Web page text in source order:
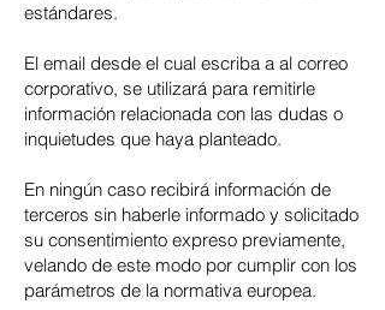
estándares.
El email desde el cual escriba a al correo
corporativo, se utilizará para remitirle
información relacionada con las dudas o
inquietudes que haya planteado.
En ningún caso recibirá información de
terceros sin haberle informado y solicitado
su consentimiento expreso previamente,
velando de este modo por cumplir con los
parámetros de la normativa europea.